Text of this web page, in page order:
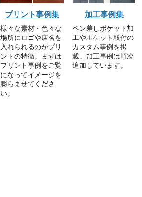
プリント事例集
様々な素材・色々な
場所にロゴや店名を
入れられるのがプリ
ントの特徴。まずは
プリント事例をご覧
になってイメージを
膨らませてくださ
い。
加工事例集
ペン差しポケット加
工やポケット取付の
カスタム事例を掲
載。加工事例は順次
追加しています。